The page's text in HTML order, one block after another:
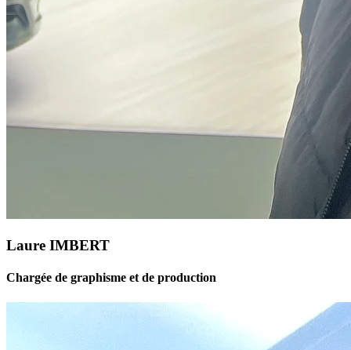
Laure IMBERT
Chargée de graphisme et de production